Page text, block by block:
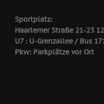
Sportplatz:
Haarlemer Straße 21-23
U7 : U-Grenzallee / Bus
Pkw: Parkplätze vor Ort